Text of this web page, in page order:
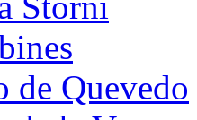
de Quevedo